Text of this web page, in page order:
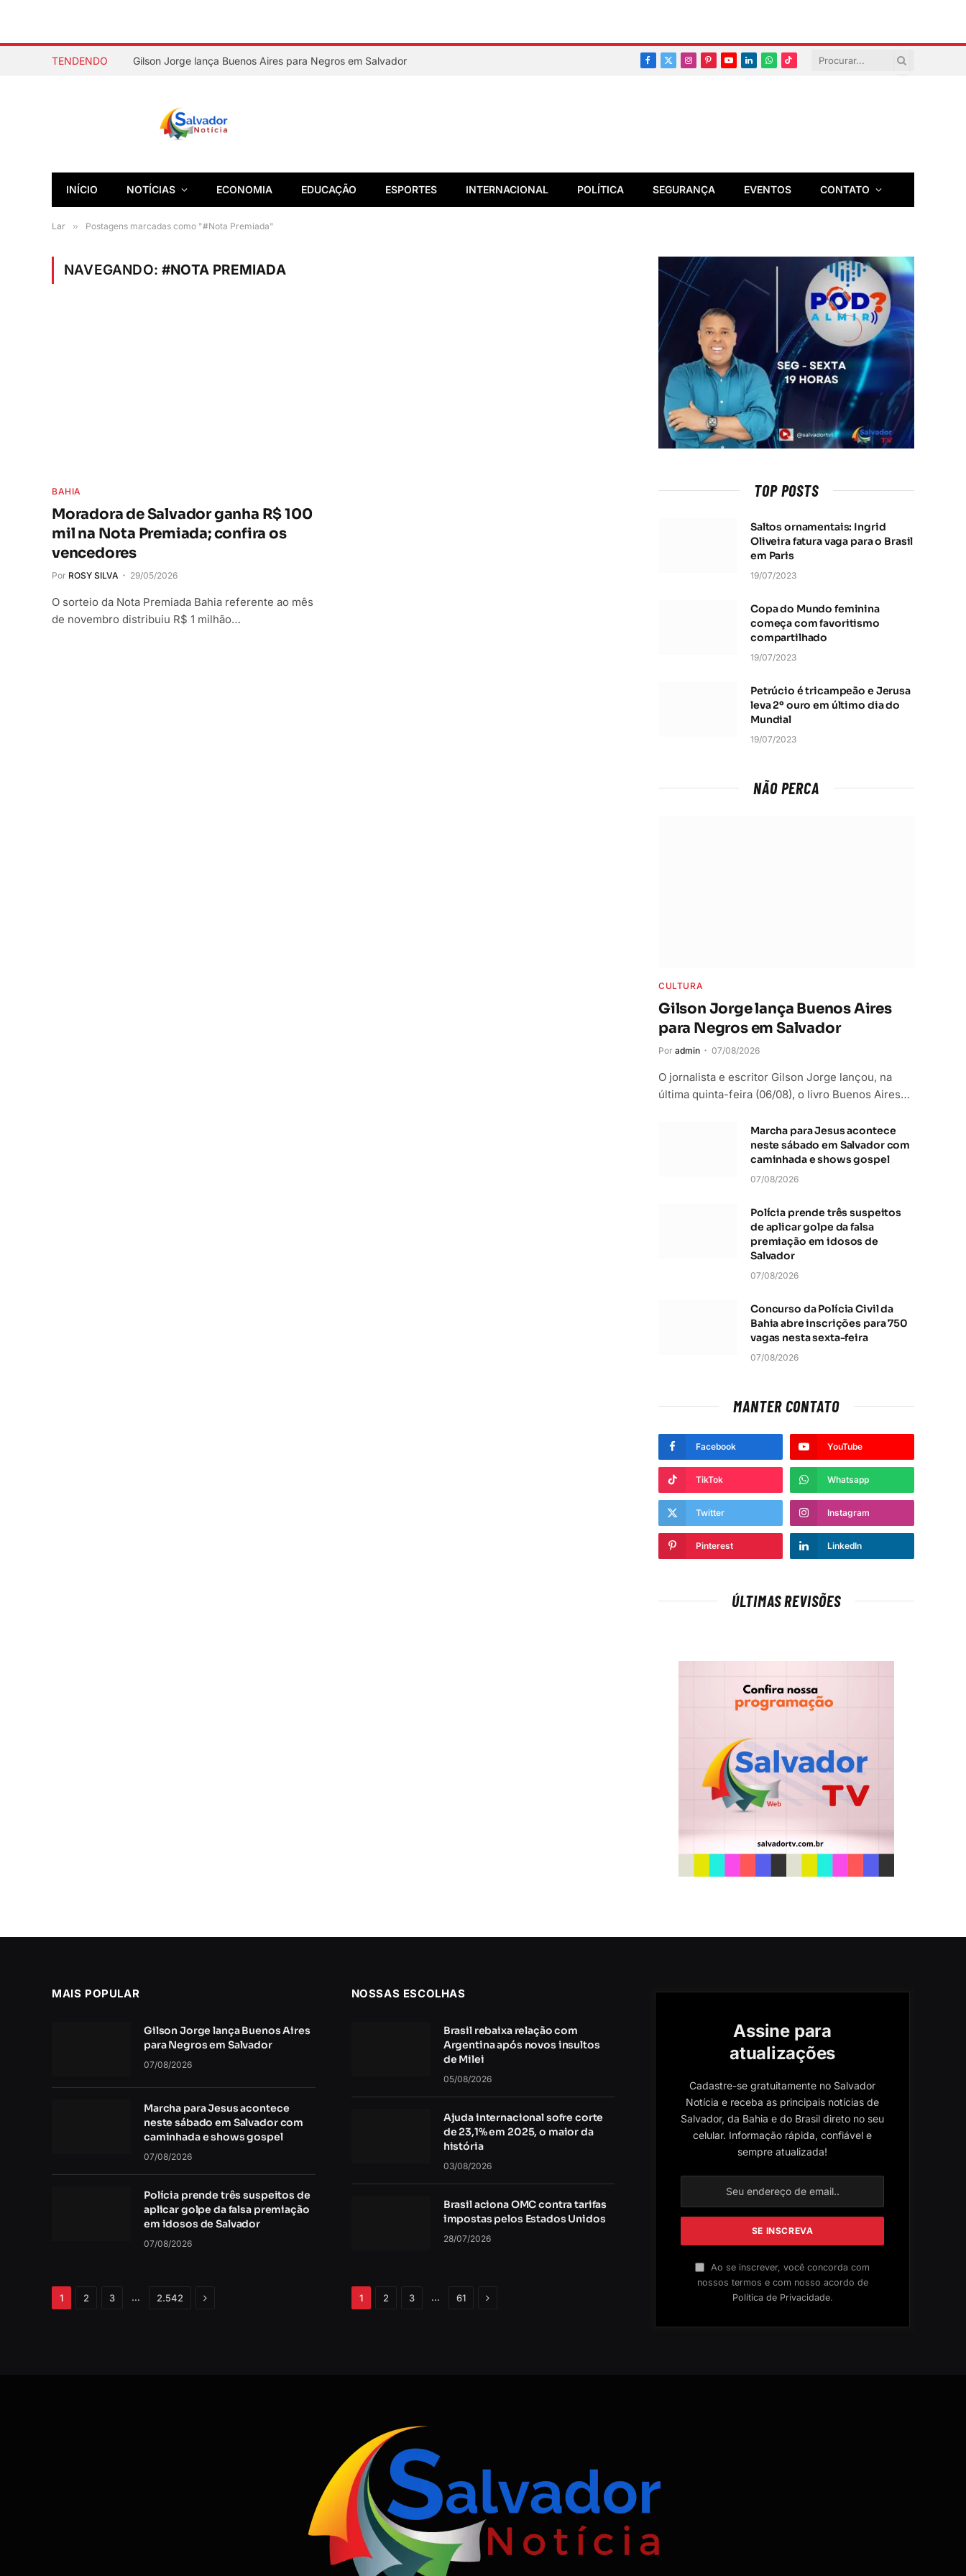
TENDENDO Gilson Jorge lança Buenos Aires para Negros em Salvador
Facebook
X
Instagram
PinterestYouTubeLinkedInWhatsapp
TikTok
INÍCIO NOTÍCIAS ECONOMIA EDUCAÇÃO ESPORTES INTERNACIONAL POLÍTICA SEGURANÇA EVENTOS CONTATO
Lar » Postagens marcadas como "#Nota Premiada"
NAVEGANDO:#NOTA PREMIADA
BAHIA
Moradora de Salvador ganha R$ 100
mil na Nota Premiada; confira os
vencedores
Por ROSY SILVA 29/05/2026
O sorteio da Nota Premiada Bahia referente ao mês
de novembro distribuiu R$ 1 milhão…
TOP POSTS
Saltos ornamentais: Ingrid
Oliveira fatura vaga para o Brasil
em Paris
19/07/2023
Copa do Mundo feminina
começa com favoritismo
compartilhado
19/07/2023
Petrúcio é tricampeão e Jerusa
leva 2º ouro em último dia do
Mundial
19/07/2023
NÃO PERCA
CULTURA
Gilson Jorge lança Buenos Aires
para Negros em Salvador
Por admin 07/08/2026
O jornalista e escritor Gilson Jorge lançou, na
última quinta-feira (06/08), o livro Buenos Aires…
Marcha para Jesus acontece
neste sábado em Salvador com
caminhada e shows gospel
07/08/2026
Polícia prende três suspeitos
de aplicar golpe da falsa
premiação em idosos de
Salvador
07/08/2026
Concurso da Polícia Civil da
Bahia abre inscrições para 750
vagas nesta sexta-feira
07/08/2026
MANTER CONTATO
Facebook YouTube
TikTok Whatsapp
Twitter Instagram
Pinterest LinkedIn
ÚLTIMAS REVISÕES
MAIS POPULAR
Gilson Jorge lança Buenos Aires
para Negros em Salvador
07/08/2026
Marcha para Jesus acontece
neste sábado em Salvador com
caminhada e shows gospel
07/08/2026
Polícia prende três suspeitos de
aplicar golpe da falsa premiação
em idosos de Salvador
07/08/2026
1 2 3 … 2.542 Próximo
NOSSAS ESCOLHAS
Brasil rebaixa relação com
Argentina após novos insultos
de Milei
05/08/2026
Ajuda internacional sofre corte
de 23,1% em 2025, o maior da
história
03/08/2026
Brasil aciona OMC contra tarifas
impostas pelos Estados Unidos
28/07/2026
1 2 3 … 61 Próximo
Assine para
atualizações
Cadastre-se gratuitamente no Salvador
Notícia e receba as principais notícias de
Salvador, da Bahia e do Brasil direto no seu
celular. Informação rápida, confiável e
sempre atualizada!
Ao se inscrever, você concorda com
nossos termos e com nosso acordo de
Política de Privacidade.